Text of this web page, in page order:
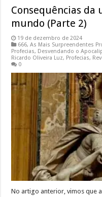
Consequências da
mundo (Parte 2)
19 de dezembro de 2024
666,As Mais Surpreendentes
Profecias, Desvendando o
Ricardo Oliveira Luz, Profecias,
0
No artigo anterior, vimos que